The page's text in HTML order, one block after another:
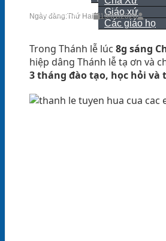
Giới thiệu
Giáo xứ
Các giáo họ
Ngày đăng:Thứ Hai 19/01/2026
Trong Thánh lễ lúc 8g sáng
hiệp dâng Thánh lễ tạ ơn và
3 tháng đào tạo, học hỏi và